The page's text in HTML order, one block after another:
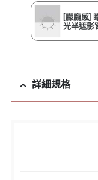
[朦朧感]
光半遮影
詳細規格